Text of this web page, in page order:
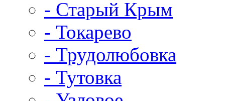
- Старый Крым
- Токарево
- Трудолюбовка
- Тутовка